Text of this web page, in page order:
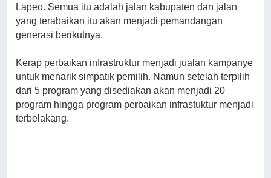
Lapeo. Semua itu adalah jalan kabupaten dan jalan
yang terabaikan itu akan menjadi pemandangan
generasi berikutnya.
Kerap perbaikan infrastruktur menjadi jualan kampanye
untuk menarik simpatik pemilih. Namun setelah terpilih
dari 5 program yang disediakan akan menjadi 20
program hingga program perbaikan infrastuktur menjadi
terbelakang.